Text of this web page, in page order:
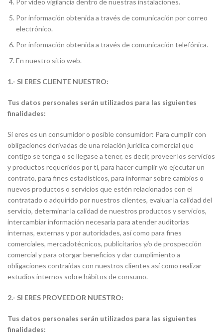
Por video vigilancia dentro de nuestras instalaciones.
Por información obtenida a través de comunicación por correo
electrónico.
Por información obtenida a través de comunicación telefónica.
En nuestro sitio web.
1.- SI ERES CLIENTE NUESTRO:
Tus datos personales serán utilizados para las siguientes
finalidades:
Si eres es un consumidor o posible consumidor: Para cumplir con
obligaciones derivadas de una relación jurídica comercial que
contigo se tenga o se llegase a tener, es decir, proveer los servicios
y productos requeridos por ti, para hacer cumplir y/o ejecutar un
contrato, para fines estadísticos, para informar sobre cambios o
nuevos productos o servicios que estén relacionados con el
contratado o adquirido por nuestros clientes, evaluar la calidad del
servicio, determinar la calidad de nuestros productos y servicios,
intercambiar información necesaria para atender auditorías
internas, externas y por autoridades, así como para fines
comerciales, mercadotécnicos, publicitarios y/o de prospección
comercial y para otorgar beneficios y dar cumplimiento a
obligaciones contraídas con nuestros clientes así como realizar
estudios internos sobre hábitos de consumo.
2.- SI ERES PROVEEDOR NUESTRO:
Tus datos personales serán utilizados para las siguientes
finalidades: